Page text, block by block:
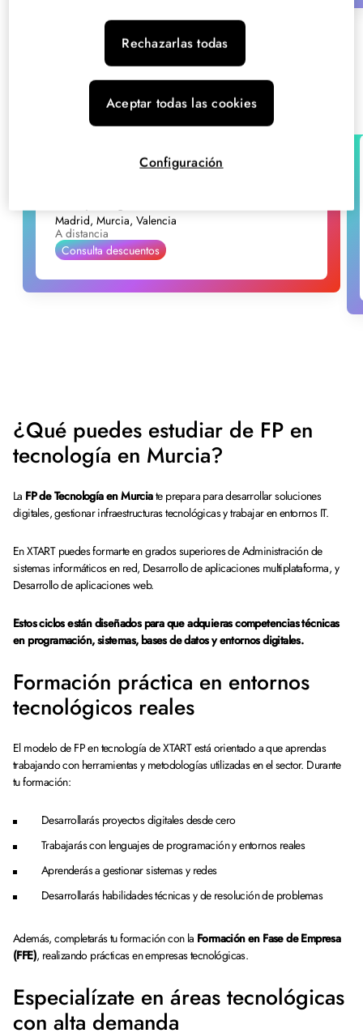
Especializaciones FP en Murcia
Madrid, Murcia, Valencia
A distancia
Consulta descuentos
¿Qué puedes estudiar de FP en
tecnología en Murcia?
La FP de Tecnología en Murciate prepara para desarrollar soluciones
digitales, gestionar infraestructuras tecnológicas y trabajar en entornos IT.
En XTART puedes formarte en grados superiores de Administración de
sistemas informáticos en red, Desarrollo de aplicaciones multiplataforma, y
Desarrollo de aplicaciones web.
Estos ciclos están diseñados para que adquieras competencias técnicas
en programación, sistemas, bases de datos y entornos digitales.
Formación práctica en entornos
tecnológicos reales
El modelo de FP en tecnología de XTART está orientado a que aprendas
trabajando con herramientas y metodologías utilizadas en el sector. Durante
tu formación:
Desarrollarás proyectos digitales desde cero
Trabajarás con lenguajes de programación y entornos reales
Aprenderás a gestionar sistemas y redes
Desarrollarás habilidades técnicas y de resolución de problemas
Además, completarás tu formación con la Formación en Fase de Empresa
(FFE), realizando prácticas en empresas tecnológicas.
Especialízate en áreas tecnológicas
con alta demanda
Rechazarlas todas
Aceptar todas las cookies
Configuración